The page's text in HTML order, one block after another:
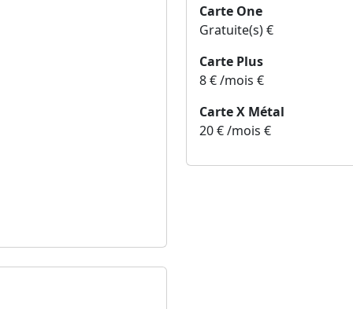
Carte One
Gratuite(s) €
Carte Plus
8 € /mois €
Carte X Métal
20 € /mois €